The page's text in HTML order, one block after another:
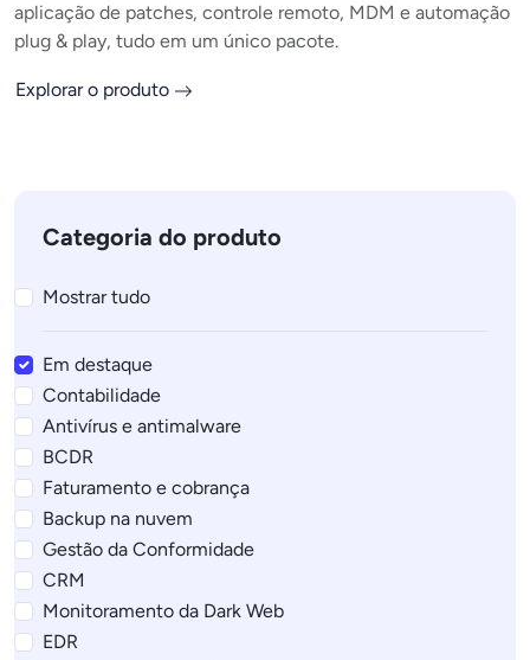
aplicação de patches, controle remoto, MDM e automação
plug & play, tudo em um único pacote.
Explorar o produto
Categoria do produto
Mostrar tudo
Em destaque
Contabilidade
Antivírus e antimalware
BCDR
Faturamento e cobrança
Backup na nuvem
Gestão da Conformidade
CRM
Monitoramento da Dark Web
EDR